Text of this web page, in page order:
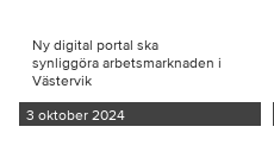
Ny digital portal ska
synliggöra arbetsmarknaden i
Västervik
3 oktober 2024